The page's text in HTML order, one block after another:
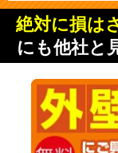
絶対に損は
にも他社と